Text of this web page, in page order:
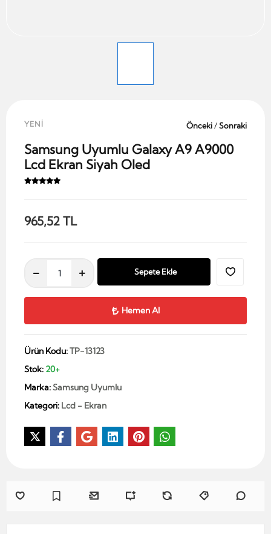
YENİ Önceki/Sonraki
Samsung Uyumlu Galaxy A9 A9000
Lcd Ekran Siyah Oled
965,52 TL
Sepete Ekle
Hemen Al
Ürün Kodu:TP-13123
Stok: 20+
Marka:Samsung Uyumlu
Kategori: Lcd - Ekran